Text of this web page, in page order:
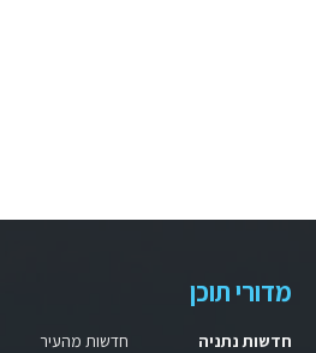
מדורי תוכן
חדשות נתניה
חדשות מהעיר